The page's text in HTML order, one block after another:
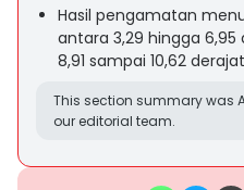
Hasil pengamatan
antara 3,29 hingga
8,91 sampai 10,62
This section summary was
our editorial team.